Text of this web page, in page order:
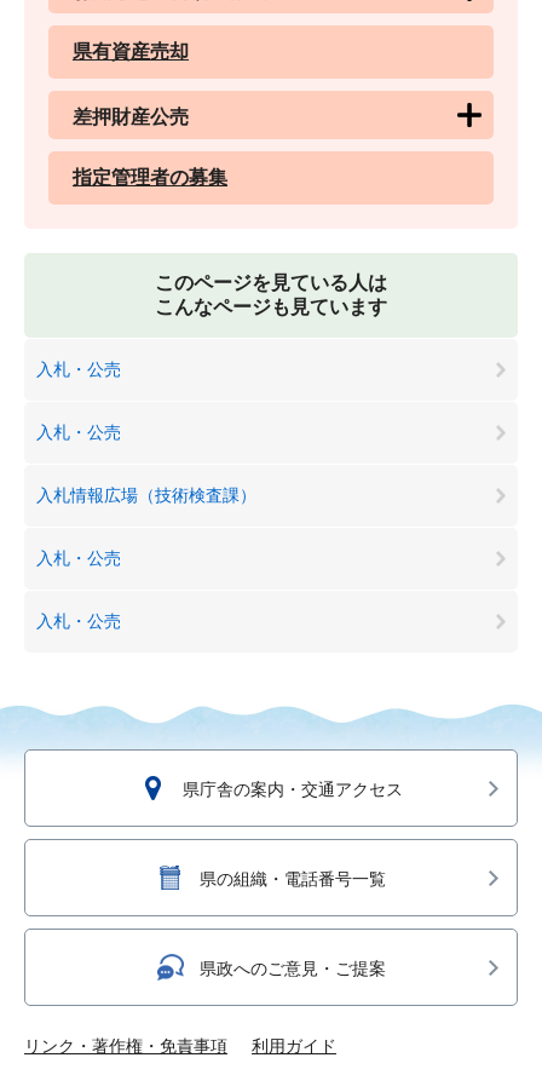
県有資産売却
差押財産公売
指定管理者の募集
このページを見ている人は
こんなページも見ています
入札・公売
入札・公売
入札情報広場（技術検査課）
入札・公売
入札・公売
県庁舎の案内・交通アクセス
県の組織・電話番号一覧
県政へのご意見・ご提案
リンク・著作権・免責事項 利用ガイド